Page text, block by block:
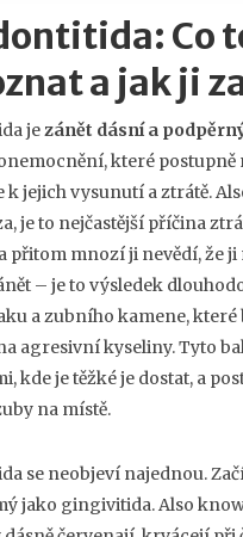
Co
a jak ji
jezánět dásní a
které postupně
k jejich vysunutí a ztrátě.
, je to nejčastější příčina
přitom mnozí ji nevědí, že ji
– je to výsledek
a zubního kamene, které
agresivní kyseliny. Tyto
kde je těžké je dostat, a
na místě.
se neobjeví najednou.
jako gingivitida. Also